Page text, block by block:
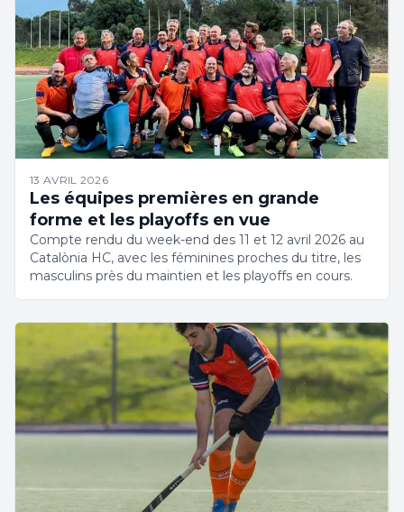
13 AVRIL 2026
Les équipes premières en grande
forme et les playoffs en vue
Compte rendu du week-end des 11 et 12 avril 2026 au
Catalònia HC, avec les féminines proches du titre, les
masculins près du maintien et les playoffs en cours.